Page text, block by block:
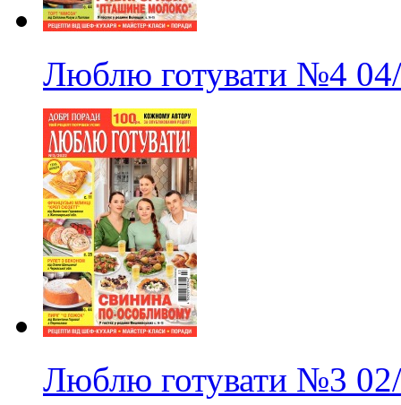
Люблю готувати №4
Люблю готувати №3